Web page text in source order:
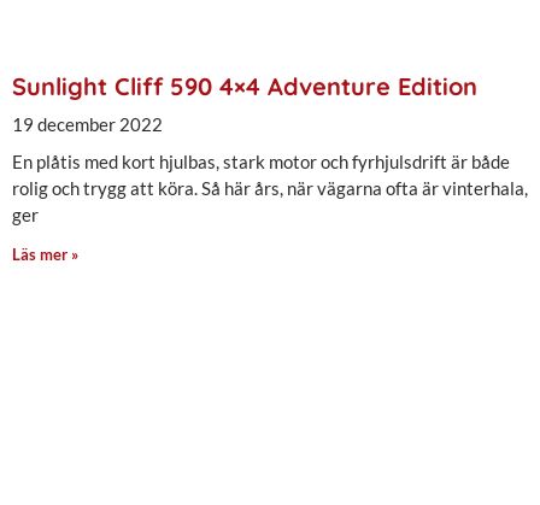
Sunlight Cliff 590 4×4 Adventure Edition
19 december 2022
En plåtis med kort hjulbas, stark motor och fyrhjulsdrift är både
rolig och trygg att köra. Så här års, när vägarna ofta är vinterhala,
ger
Läs mer »